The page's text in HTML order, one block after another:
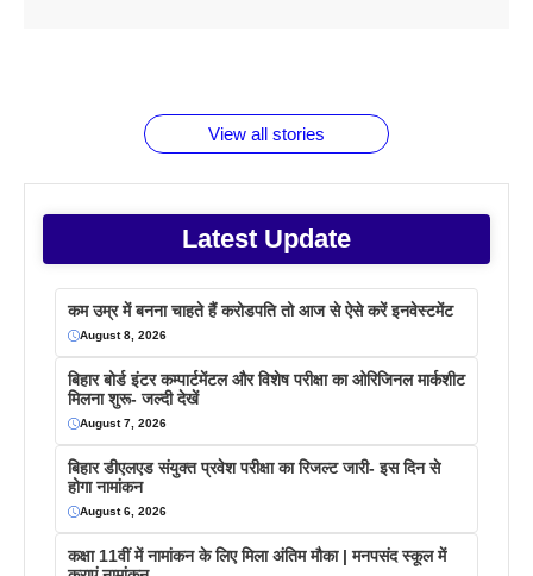
View all stories
Latest Update
कम उम्र में बनना चाहते हैं करोडपति तो आज से ऐसे करें इनवेस्टमेंट
August 8, 2026
बिहार बोर्ड इंटर कम्पार्टमेंटल और विशेष परीक्षा का ओरिजिनल मार्कशीट
मिलना शुरू- जल्दी देखें
August 7, 2026
बिहार डीएलएड संयुक्त प्रवेश परीक्षा का रिजल्ट जारी- इस दिन से
होगा नामांकन
August 6, 2026
कक्षा 11वीं में नामांकन के लिए मिला अंतिम मौका | मनपसंद स्कूल में